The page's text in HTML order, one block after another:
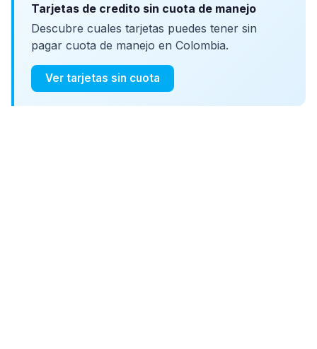
Tarjetas de credito sin cuota de manejo
Descubre cuales tarjetas puedes tener sin
pagar cuota de manejo en Colombia.
Ver tarjetas sin cuota